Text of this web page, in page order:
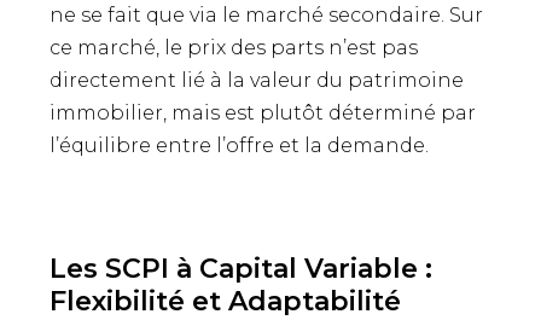
ne se fait que via le marché secondaire. Sur
ce marché, le prix des parts n’est pas
directement lié à la valeur du patrimoine
immobilier, mais est plutôt déterminé par
l’équilibre entre l’offre et la demande.
Les SCPI à Capital Variable :
Flexibilité et Adaptabilité